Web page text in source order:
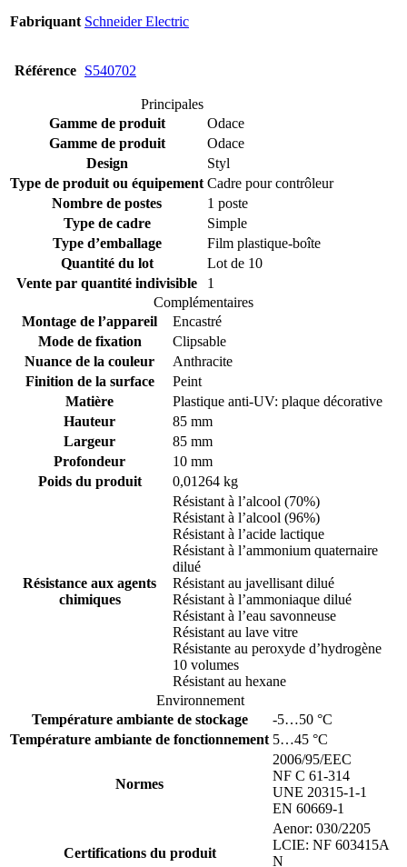
Fabriquant Schneider Electric
Référence S540702
Principales
Gamme de produit
Odace
Gamme de produit
Odace
Design
Styl
Type de produit ou équipement Cadre pour contrôleur
Nombre de postes
1 poste
Type de cadre
Simple
Type d’emballage
Film plastique-boîte
Quantité du lot
Lot de 10
Vente par quantité indivisible
1
Complémentaires
Montage de l’appareil
Encastré
Mode de fixation
Clipsable
Nuance de la couleur
Anthracite
Finition de la surface
Peint
Matière
Plastique anti-UV: plaque décorative
Hauteur
85 mm
Largeur
85 mm
Profondeur
10 mm
Poids du produit
0,01264 kg
Résistance aux agents
chimiques
Résistant à l’alcool (70%)
Résistant à l’alcool (96%)
Résistant à l’acide lactique
Résistant à l’ammonium quaternaire
dilué
Résistant au javellisant dilué
Résistant à l’ammoniaque dilué
Résistant à l’eau savonneuse
Résistant au lave vitre
Résistante au peroxyde d’hydrogène
10 volumes
Résistant au hexane
Environnement
Température ambiante de stockage
-5…50 °C
Température ambiante de fonctionnement 5…45 °C
Normes
2006/95/EEC
NF C 61-314
UNE 20315-1-1
EN 60669-1
Certifications du produit
Aenor: 030/2205
LCIE: NF 603415A
N